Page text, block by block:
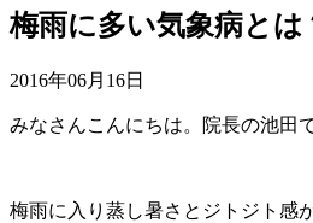
梅雨に多い気象病とは
2016年06月16日
みなさんこんにちは。院長の池田で
梅雨に入り蒸し暑さとジトジト感